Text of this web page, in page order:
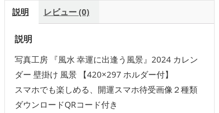
説明 レビュー (0)
説明
写真工房 『風水 幸運に出逢う風景』2024 カレン
ダー 壁掛け 風景 【420×297 ホルダー付】
スマホでも楽しめる、開運スマホ待受画像２種類
ダウンロードQRコード付き